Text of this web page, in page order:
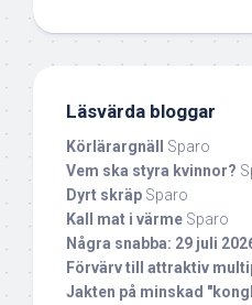
Läsvärda bloggar
Körlärargnäll
Sparo
Vem ska styra kvinnor?
Dyrt skräp Sparo
Kall mat i värme Sparo
Några snabba: 29 juli
Förvärv till attraktiv
Jakten på minskad